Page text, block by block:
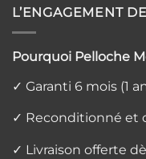
L’ENGAGEMENT
Pourquoi Pelloche
✓ Garanti 6 mois (1
✓ Reconditionné et
✓ Livraison offerte